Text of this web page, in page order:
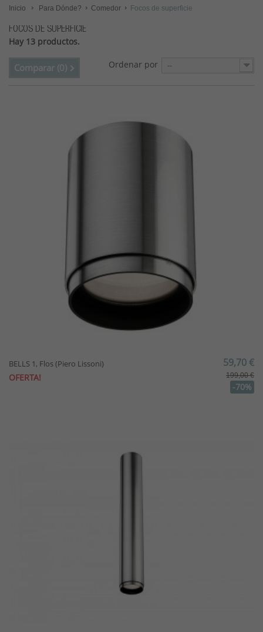
Inicio Para Dónde? Comedor Focos de superficie
FOCOS DE SUPERFICIE
Hay 13 productos.
Ordenar por --
Comparar (0)
BELLS 1, Flos (Piero Lissoni)
OFERTA!
59,70 €
199,00 €
-70%